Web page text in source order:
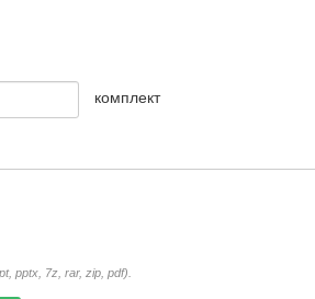
комплект
pptx, 7z, rar, zip, pdf).